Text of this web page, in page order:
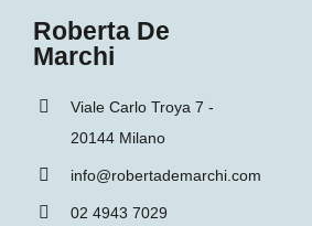
Roberta De
Marchi
Viale Carlo Troya 7 -
20144 Milano
info@robertademarchi.com
02 4943 7029